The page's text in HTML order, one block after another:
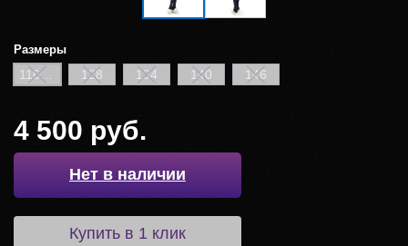
Размеры
116/122 128 134 140 146
4 500 руб.
Нет в наличии
Купить в 1 клик